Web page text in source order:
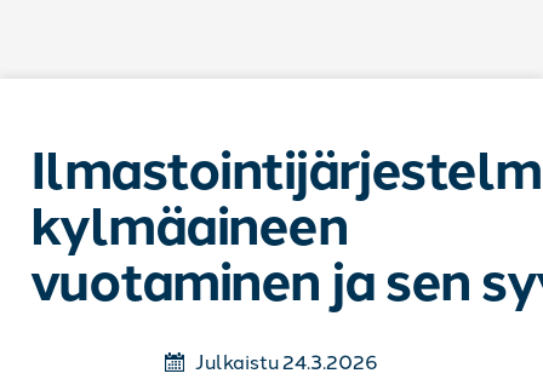
kylmäaineen
vuotaminen ja sen
Julkaistu 24.3.2026